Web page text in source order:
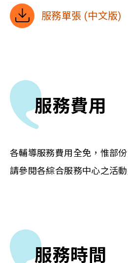
服務單張 (中文版)
服務費用
各輔導服務費用全免，惟部
請參閱各綜合服務中心之活動
服務時間